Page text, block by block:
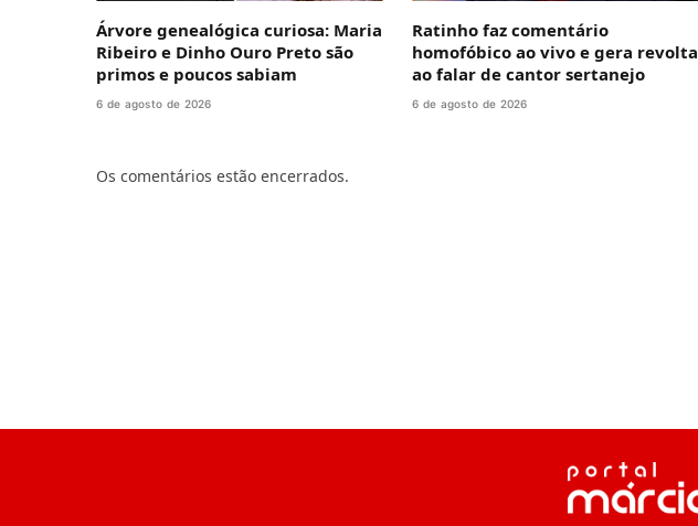
Árvore genealógica curiosa: Maria
Ribeiro e Dinho Ouro Preto são
primos e poucos sabiam
6 de agosto de 2026
Ratinho faz comentário
homofóbico ao vivo e gera revolta
ao falar de cantor sertanejo
6 de agosto de 2026
Os comentários estão encerrados.